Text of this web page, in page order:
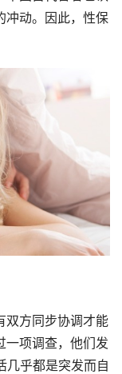
冲动。因此，性保
双方同步协调才能
一项调查，他们发
几乎都是突发而自